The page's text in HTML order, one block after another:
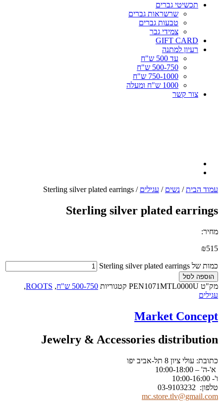
תכשיטי גברים
שרשראות גברים
טבעות גברים
צמידי גבר
GIFT CARD
רעיון למתנה
עד 500 ש"ח
500-750 ש"ח
750-1000 ש"ח
1000 ש"ח ומעלה
צור קשר
עמוד הבית/ נשים / עגילים / Sterling silver plated earrings
Sterling silver plated earrings
מחיר:
₪515
כמות של Sterling silver plated earrings
הוספה לסל
מק"ט PEN1071MTL0000U קטגוריות 500-750 ש"ח ,
ROOTS
,
עגילים
Market Concept
Jewelry & Accessories distribution
כתובת: עולי ציון 8 תל-אביב יפו
א'-ה' – 10:00-18:00
ו'- 10:00-16:00
טלפון: 03-9103232
mc.store.tlv@gmail.com